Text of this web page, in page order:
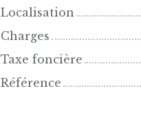
Localisation
Charges
Taxe foncière
Référence